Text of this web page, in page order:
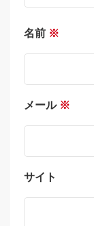
名前 ※
メール ※
サイト